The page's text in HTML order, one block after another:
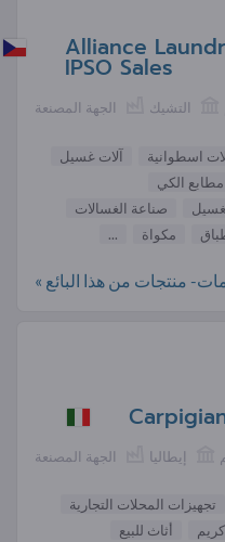
Alliance
IPSO Sales
الجهة المصنعة التشيك
اسطوانية
آلات غسيل
مطابع الكي
صناعة الغسالات
مكواة ...
منتجات من هذا البائع »
الجهة المصنعة إيطاليا
تجهيزات المحلات التجارية
أثاث للبيع